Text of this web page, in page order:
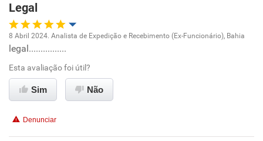
Legal
Oportunidade de promoção
Ambiente de trabalho
Benefícios
8 Abril 2024. Analista de Expedição e Recebimento (Ex-Funcionário), Bahia
legal................
Esta avaliação foi útil?
Sim Não
Denunciar